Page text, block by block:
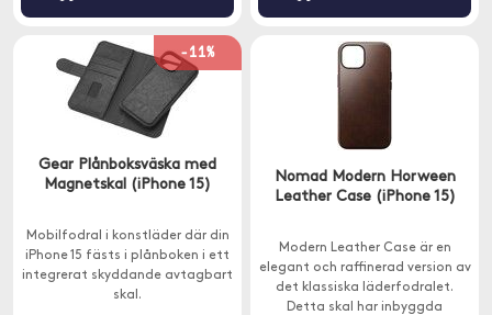
-11%
Gear Plånboksväska med
Magnetskal (iPhone 15)
Mobilfodral i konstläder där din
iPhone 15 fästs i plånboken i ett
integrerat skyddande avtagbart
skal.
Nomad Modern Horween
Leather Case (iPhone 15)
Modern Leather Case är en
elegant och raffinerad version av
det klassiska läderfodralet.
Detta skal har inbyggda